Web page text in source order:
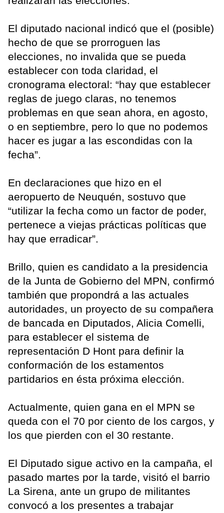
El diputado nacional indicó que el (posible)
hecho de que se prorroguen las
elecciones, no invalida que se pueda
establecer con toda claridad, el
cronograma electoral: “hay que establecer
reglas de juego claras, no tenemos
problemas en que sean ahora, en agosto,
o en septiembre, pero lo que no podemos
hacer es jugar a las escondidas con la
fecha”.
En declaraciones que hizo en el
aeropuerto de Neuquén, sostuvo que
“utilizar la fecha como un factor de poder,
pertenece a viejas prácticas políticas que
hay que erradicar”.
Brillo, quien es candidato a la presidencia
de la Junta de Gobierno del MPN, confirmó
también que propondrá a las actuales
autoridades, un proyecto de su compañera
de bancada en Diputados, Alicia Comelli,
para establecer el sistema de
representación D Hont para definir la
conformación de los estamentos
partidarios en ésta próxima elección.
Actualmente, quien gana en el MPN se
queda con el 70 por ciento de los cargos, y
los que pierden con el 30 restante.
El Diputado sigue activo en la campaña, el
pasado martes por la tarde, visitó el barrio
La Sirena, ante un grupo de militantes
convocó a los presentes a trabajar